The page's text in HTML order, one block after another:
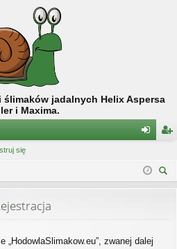
jadalnych Helix Aspersa
i Maxima.
og ej
się
„HodowlaSlimakow.eu”, zwanej dalej